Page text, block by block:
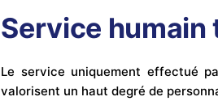
Service
Le service uniquement effectué
valorisent un haut degré de